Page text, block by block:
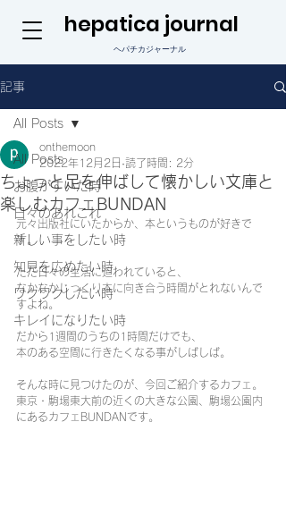
hepatica journal
ヘパチカジャーナル
記事
All Posts
お腹がすいた時
日々のあれこれ
新しい事をしたい時
知見を広めたい時
ワクワクしたい時
キレイになりたい時
All Posts
ちょっと足を伸ばして懐かしい文庫と
楽しむカフェBUNDAN
onthemoon
2022年12月2日 読了時間: 2分
元々出版社にいたからか、本というものが好きで
す。
ただ日々の生活に追われていると、
なかなかじっくり本に向き合う時間がとれないんで
すよね。
だから1週間のうちの1時間だけでも、
本のある空間に行きたくなる事がしばしば。
そんな時に見つけたのが、今回ご紹介するカフェ。
東京・駒場東大前の近くの大きな公園、駒場公園内
にあるカフェBUNDANです。